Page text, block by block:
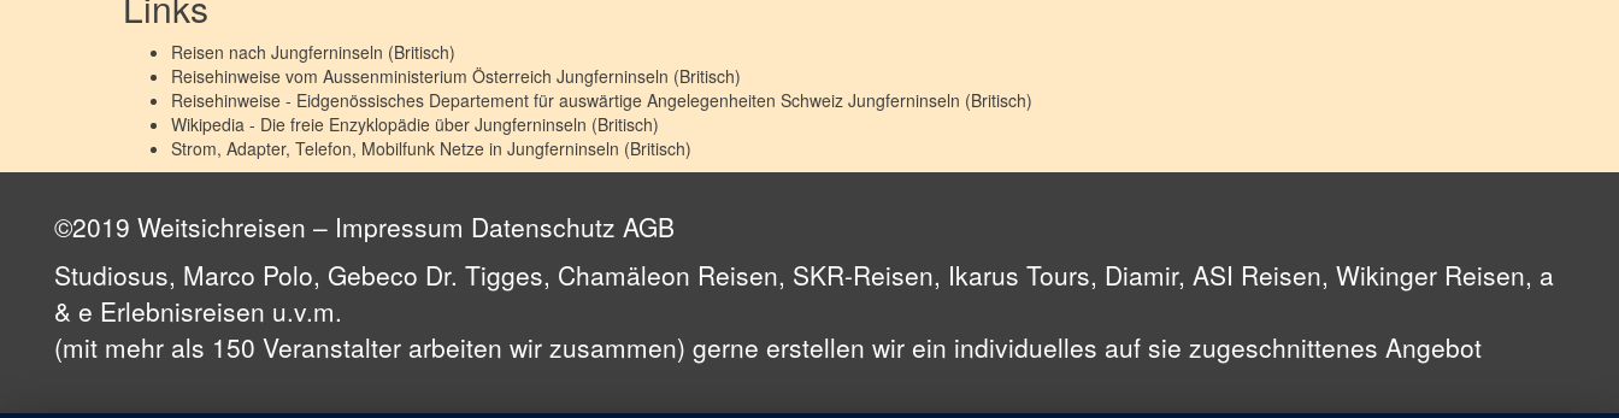
Reisen nach Jungferninseln (Britisch)
Reisehinweise vom Aussenministerium Österreich Jungferninseln (Britisch)
Reisehinweise - Eidgenössisches Departement für auswärtige Angelegenheiten Schweiz Jungferninseln (Britisch)
Wikipedia - Die freie Enzyklopädie über Jungferninseln (Britisch)
Strom, Adapter, Telefon, Mobilfunk Netze in Jungferninseln (Britisch)
©2019 Weitsichreisen – Impressum Datenschutz AGB
Studiosus, Marco Polo, Gebeco Dr. Tigges, Chamäleon Reisen, SKR-Reisen, Ikarus Tours, Diamir, ASI Reisen, Wikinger Reisen, a
& e Erlebnisreisen u.v.m.
(mit mehr als 150 Veranstalter arbeiten wir zusammen) gerne erstellen wir ein individuelles auf sie zugeschnittenes Angebot